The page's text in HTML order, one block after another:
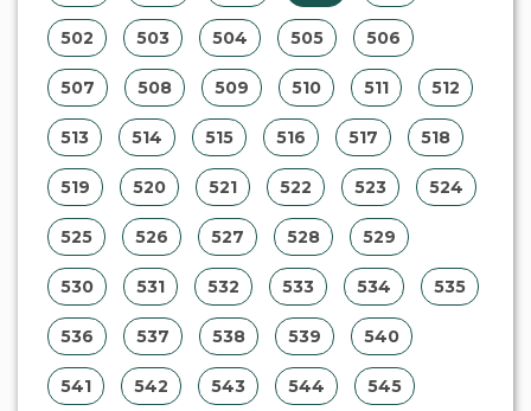
502 503 504 505 506
507 508 509 510 511 512
513 514 515 516 517 518
519 520 521 522 523 524
525 526 527 528 529
530 531 532 533 534 535
536 537 538 539 540
541 542 543 544 545